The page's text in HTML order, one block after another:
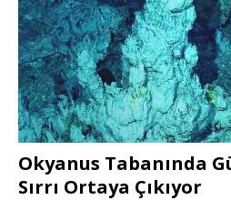
Okyanus Tabanında
Sırrı Ortaya Çıkıyor